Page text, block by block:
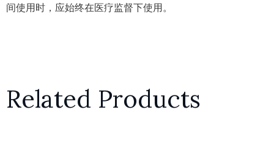
间使用时，应始终在医疗监督下使用。
Related Products